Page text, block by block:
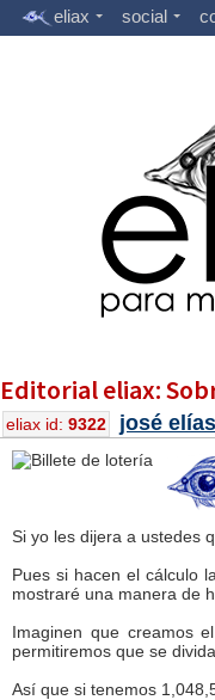
eliax social
Editorial eliax:
eliax id: 9322 josé elías
Si yo les dijera a ustedes
Pues si hacen el cálculo
mostraré una manera de
Imaginen que creamos
permitiremos que se
Así que si tenemos